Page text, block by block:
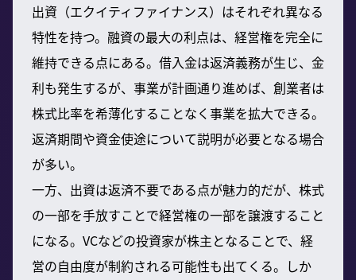
出資（エクイティファイナンス）はそれぞれ異なる
特性を持つ。融資の最大の利点は、経営権を完全に
維持できる点にある。借入金は返済義務が生じ、金
利も発生するが、事業が計画通り進めば、創業者は
株式比率を希薄化することなく事業を拡大できる。
返済期間や資金使途について説明が必要となる場合
が多い。
一方、出資は返済不要である点が魅力的だが、株式
の一部を手放すことで経営権の一部を譲渡すること
になる。VCなどの投資家が株主となることで、経
営の自由度が制約される可能性も出てくる。しか